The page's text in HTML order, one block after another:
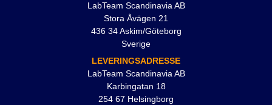
LabTeam Scandinavia AB
Stora Åvägen 21
436 34 Askim/Göteborg
Sverige
LEVERINGSADRESSE
LabTeam Scandinavia AB
Karbingatan 18
254 67 Helsingborg